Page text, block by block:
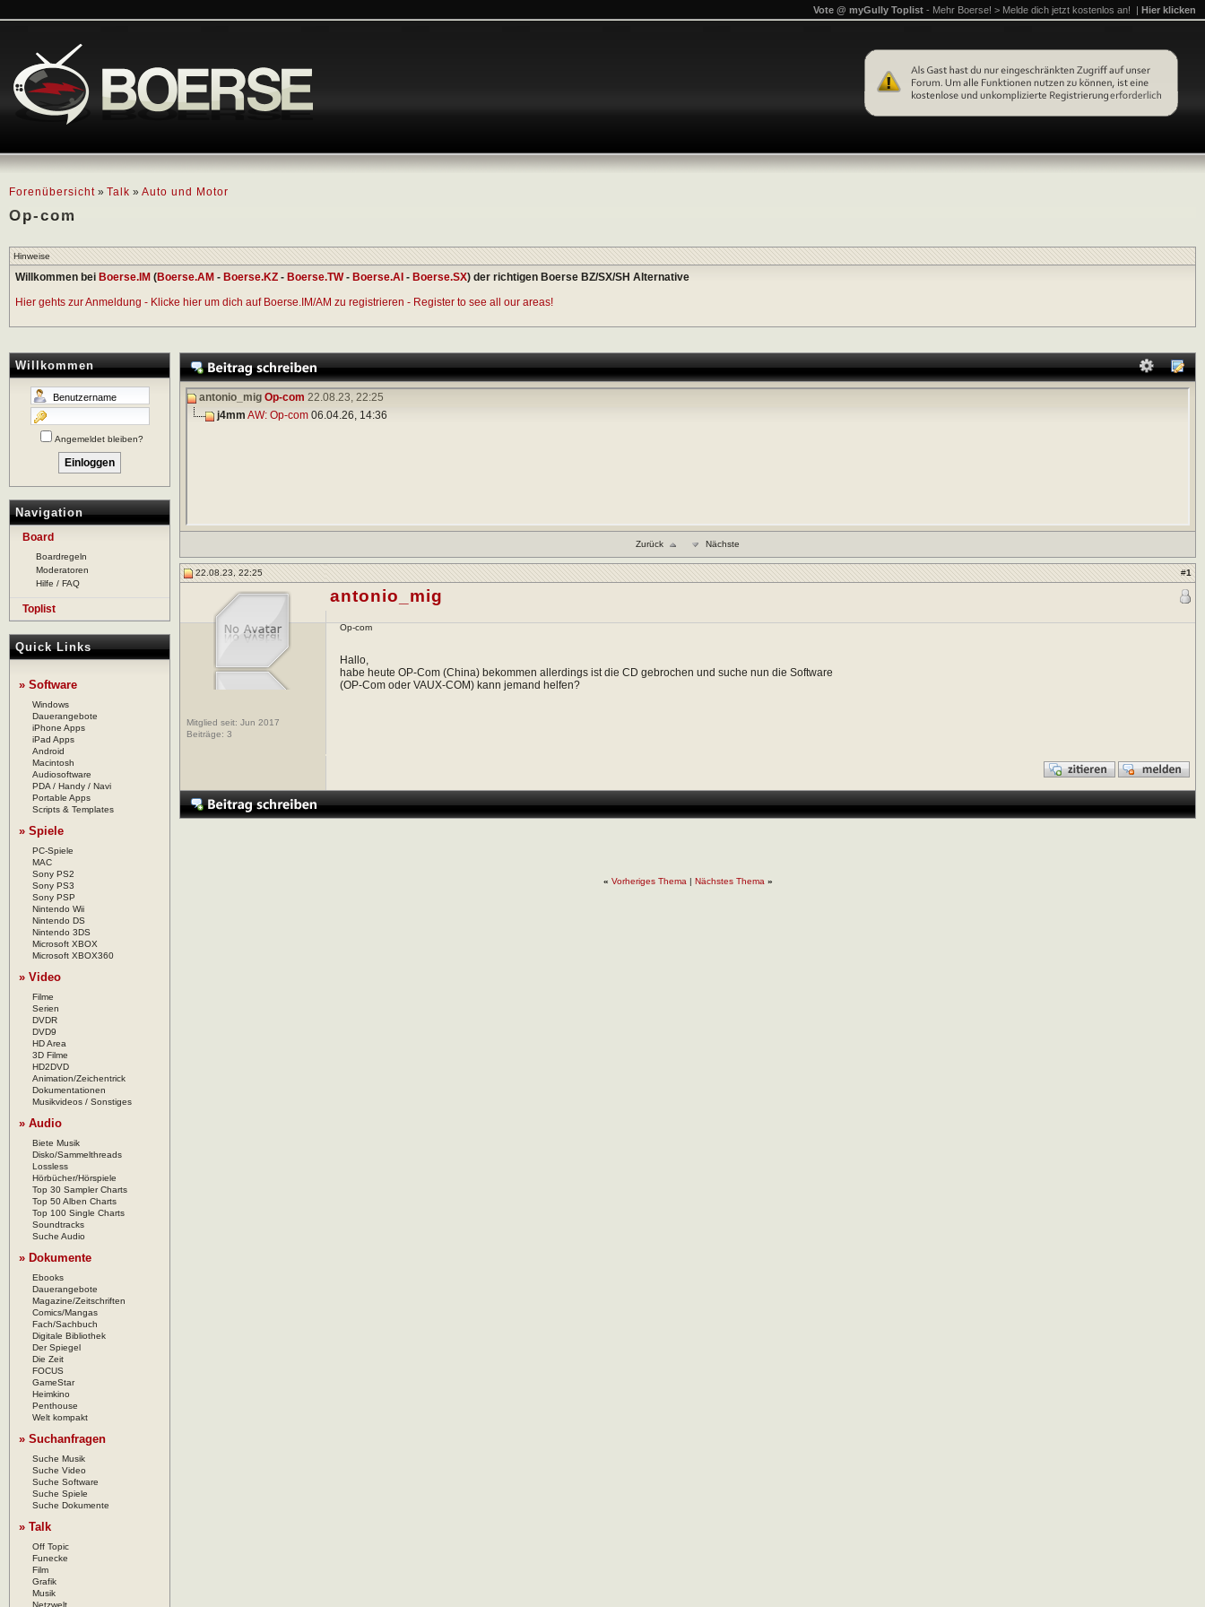
Forenübersicht » Talk » Auto und Motor
Op-com
Vote @ myGully Toplist - Mehr Boerse! > Melde dich jetzt kostenlos an! | Hier klicken
Hinweise
Willkommen bei Boerse.IM (Boerse.AM - Boerse.KZ - Boerse.TW- Boerse.AI - Boerse.SX) der richtigen Boerse BZ/SX/SH Alternative
Hier gehts zur Anmeldung - Klicke hier um dich auf Boerse.IM/AM zu registrieren - Register to see all our areas!
Willkommen
Angemeldet bleiben?
Navigation
Board
Boardregeln
Moderatoren
Hilfe / FAQ
Toplist
Quick Links
» Software
Windows
Dauerangebote
iPhone Apps
iPad Apps
Android
Macintosh
Audiosoftware
PDA / Handy / Navi
Portable Apps
Scripts & Templates
» Spiele
PC-Spiele
MAC
Sony PS2
Sony PS3
Sony PSP
Nintendo Wii
Nintendo DS
Nintendo 3DS
Microsoft XBOX
Microsoft XBOX360
» Video
Filme
Serien
DVDR
DVD9
HD Area
3D Filme
HD2DVD
Animation/Zeichentrick
Dokumentationen
Musikvideos / Sonstiges
» Audio
Biete Musik
Disko/Sammelthreads
Lossless
Hörbücher/Hörspiele
Top 30 Sampler Charts
Top 50 Alben Charts
Top 100 Single Charts
Soundtracks
Suche Audio
» Dokumente
Ebooks
Dauerangebote
Magazine/Zeitschriften
Comics/Mangas
Fach/Sachbuch
Digitale Bibliothek
Der Spiegel
Die Zeit
FOCUS
GameStar
Heimkino
Penthouse
Welt kompakt
» Suchanfragen
Suche Musik
Suche Video
Suche Software
Suche Spiele
Suche Dokumente
» Talk
Off Topic
Funecke
Film
Grafik
Musik
antonio_mig Op-com 22.08.23, 22:25
j4mm AW: Op-com 06.04.26, 14:36
Zurück Nächste
22.08.23, 22:25 #1
Mitglied seit: Jun 2017
Beiträge: 3
antonio_mig
Op-com
Hallo,
habe heute OP-Com (China) bekommen allerdings ist die CD gebrochen und suche nun die Software
(OP-Com oder VAUX-COM) kann jemand helfen?
« Vorheriges Thema| Nächstes Thema »